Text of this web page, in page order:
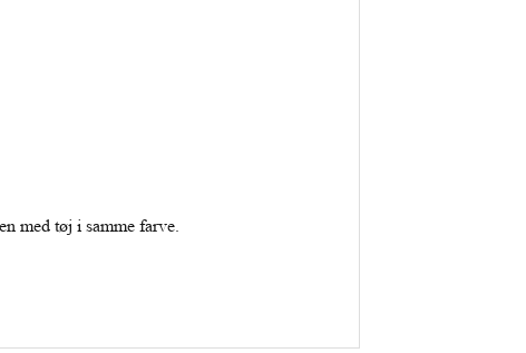
med tøj i samme farve.